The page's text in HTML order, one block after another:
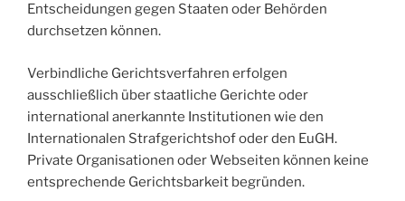
Entscheidungen gegen Staaten oder Behörden
durchsetzen können.
Verbindliche Gerichtsverfahren erfolgen
ausschließlich über staatliche Gerichte oder
international anerkannte Institutionen wie den
Internationalen Strafgerichtshof oder den EuGH.
Private Organisationen oder Webseiten können keine
entsprechende Gerichtsbarkeit begründen.